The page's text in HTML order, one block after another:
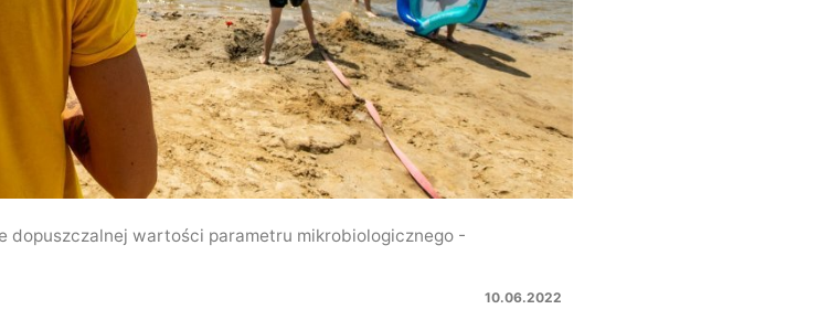
dopuszczalnej wartości parametru mikrobiologicznego -
10.06.2022